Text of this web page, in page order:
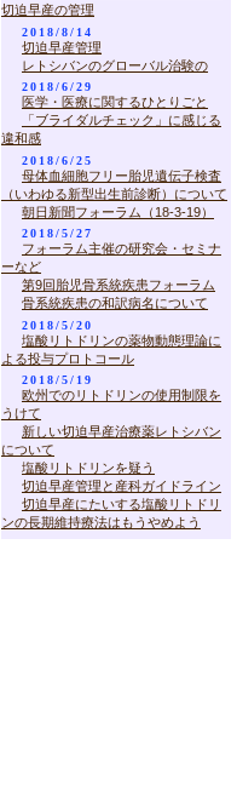
切迫早産の管理
2018/8/14
切迫早産管理
レトシバンのグローバル治験の
2018/6/29
医学・医療に関するひとりごと
「ブライダルチェック」に感じる
違和感
2018/6/25
母体血細胞フリー胎児遺伝子検査
（いわゆる新型出生前診断）について
朝日新聞フォーラム（18-3-19）
2018/5/27
フォーラム主催の研究会・セミナ
ーなど
第9回胎児骨系統疾患フォーラム
骨系統疾患の和訳病名について
2018/5/20
塩酸リトドリンの薬物動態理論に
よる投与プロトコール
2018/5/19
欧州でのリトドリンの使用制限を
うけて
新しい切迫早産治療薬レトシバン
について
塩酸リトドリンを疑う
切迫早産管理と産科ガイドライン
切迫早産にたいする塩酸リトドリ
ンの長期維持療法はもうやめよう